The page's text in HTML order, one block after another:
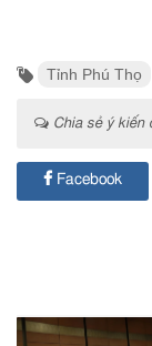
Tỉnh Phú Thọ
Chia sẻ ý kiến
Facebook